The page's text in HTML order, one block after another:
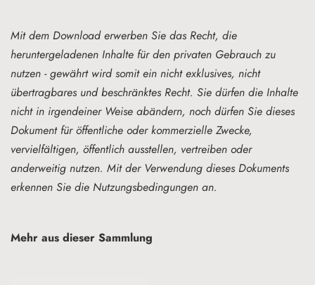
Mit dem Download erwerben Sie das Recht, die
heruntergeladenen Inhalte für den privaten Gebrauch zu
nutzen - gewährt wird somit ein nicht exklusives, nicht
übertragbares und beschränktes Recht. Sie dürfen die Inhalte
nicht in irgendeiner Weise abändern, noch dürfen Sie dieses
Dokument für öffentliche oder kommerzielle Zwecke,
vervielfältigen, öffentlich ausstellen, vertreiben oder
anderweitig nutzen. Mit der Verwendung dieses Dokuments
erkennen Sie die Nutzungsbedingungen an.
Mehr aus dieser Sammlung